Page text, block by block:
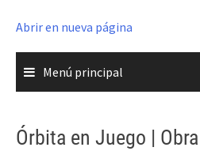
Abrir en nueva página
Menú principal
Órbita en Juego | Obra